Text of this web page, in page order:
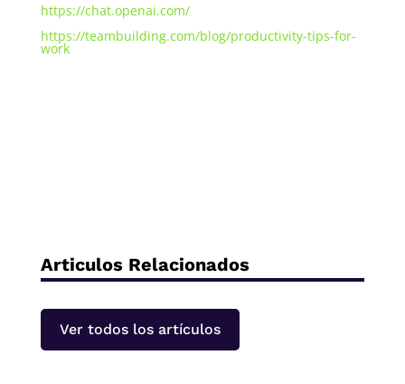
https://chat.openai.com/
https://teambuilding.com/blog/productivity-tips-for-
work
Articulos Relacionados
Ver todos los artículos